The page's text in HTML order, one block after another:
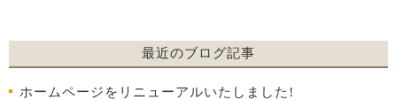
最近のブログ記事
ホームページをリニューアルいたしました!